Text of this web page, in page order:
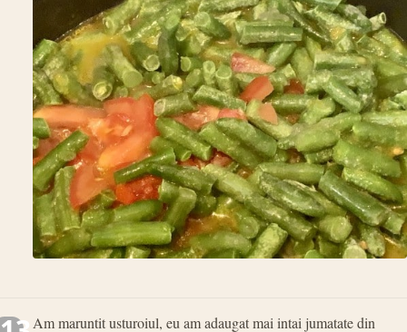
Am maruntit usturoiul, eu am adaugat mai intai jumatate din